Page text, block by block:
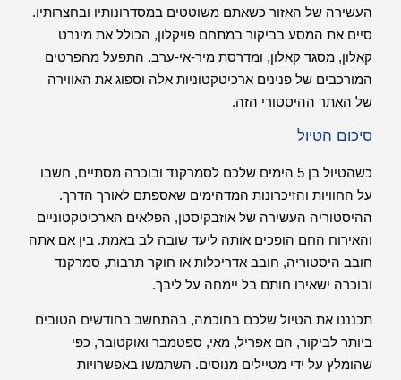
העשירה של האזור כשאתם משוטטים במסדרונותיו ובחצרותיו.
סיים את המסע בביקור במתחם פויקלון, הכולל את מינרט
קאלון, מסגד קאלון, ומדרסת מיר-אי-ערב. התפעל מהפרטים
המורכבים של פנינים ארכיטקטוניות אלה וספוג את האווירה
של האתר ההיסטורי הזה.
סיכום הטיול
כשהטיול בן 5 הימים שלכם לסמרקנד ובוכרה מסתיים, חשבו
על החוויות והזיכרונות המדהימים שאספתם לאורך הדרך.
ההיסטוריה העשירה של אוזבקיסטן, הפלאים הארכיטקטוניים
והאירוח החם הופכים אותה ליעד שובה לב באמת. בין אם אתה
חובב היסטוריה, חובב אדריכלות או חוקר תרבות, סמרקנד
ובוכרה ישאירו חותם בל יימחה על ליבך.
תכנננו את הטיול שלכם בחוכמה, בהתחשב בחודשים הטובים
ביותר לביקור, הם אפריל, מאי, ספטמבר ואוקטובר, כפי
שהומלץ על ידי מטיילים מנוסים. השתמשו באפשרויות